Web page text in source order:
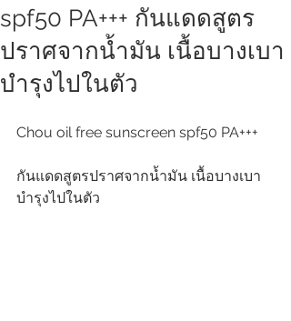
spf50 PA+++ กันแดดสูตร
ปราศจากน้ำมัน เนื้อบางเบา
บำรุงไปในตัว
Chou oil free sunscreen spf50 PA+++
กันแดดสูตรปราศจากน้ำมัน เนื้อบางเบา
บำรุงไปในตัว